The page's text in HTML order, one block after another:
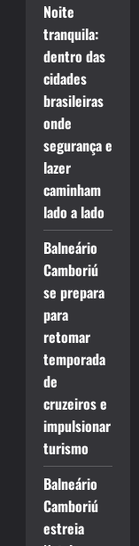
Noite
tranquila:
dentro das
cidades
brasileiras
onde
segurança e
lazer
caminham
lado a lado
Balneário
Camboriú
se prepara
para
retomar
temporada
de
cruzeiros e
impulsionar
turismo
Balneário
Camboriú
estreia